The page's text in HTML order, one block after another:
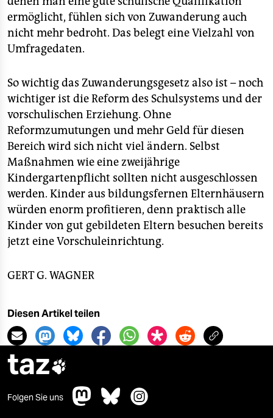
ermöglicht, fühlen sich von Zuwanderung auch
nicht mehr bedroht. Das belegt eine Vielzahl von
Umfragedaten.
So wichtig das Zuwanderungsgesetz also ist – noch
wichtiger ist die Reform des Schulsystems und der
vorschulischen Erziehung. Ohne
Reformzumutungen und mehr Geld für diesen
Bereich wird sich nicht viel ändern. Selbst
Maßnahmen wie eine zweijährige
Kindergartenpflicht sollten nicht ausgeschlossen
werden. Kinder aus bildungsfernen Elternhäusern
würden enorm profitieren, denn praktisch alle
Kinder von gut gebildeten Eltern besuchen bereits
jetzt eine Vorschuleinrichtung.
GERT G. WAGNER
Diesen Artikel teilen
taz
Folgen Sie uns